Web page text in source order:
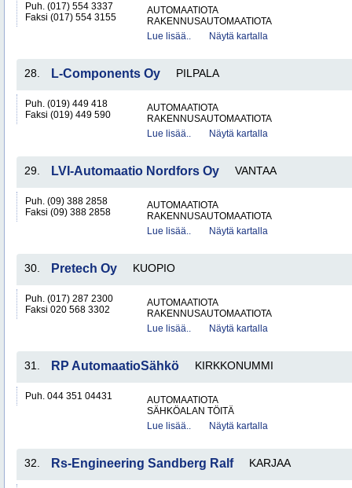
Puh. (017) 554 3337
Faksi (017) 554 3155
AUTOMAATIOTA
RAKENNUSAUTOMAATIOTA
Lue lisää..
Näytä kartalla
28. L-Components Oy PILPALA
Puh. (019) 449 418
Faksi (019) 449 590
AUTOMAATIOTA
RAKENNUSAUTOMAATIOTA
Lue lisää..
Näytä kartalla
29. LVI-Automaatio Nordfors Oy VANTAA
Puh. (09) 388 2858
Faksi (09) 388 2858
AUTOMAATIOTA
RAKENNUSAUTOMAATIOTA
Lue lisää..
Näytä kartalla
30. Pretech Oy KUOPIO
Puh. (017) 287 2300
Faksi 020 568 3302
AUTOMAATIOTA
RAKENNUSAUTOMAATIOTA
Lue lisää..
Näytä kartalla
31. RP AutomaatioSähkö KIRKKONUMMI
Puh. 044 351 04431
AUTOMAATIOTA
SÄHKÖALAN TÖITÄ
Lue lisää..
Näytä kartalla
32. Rs-Engineering Sandberg Ralf KARJAA